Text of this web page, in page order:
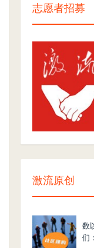
志愿者招募
激流原创
数
们